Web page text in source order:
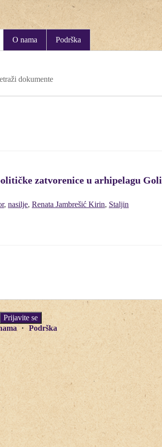
O nama Podrška
dokumente
zatvorenice u arhipelagu Goli
, nasilje, Renata Jambrešić Kirin, Staljin
Podrška